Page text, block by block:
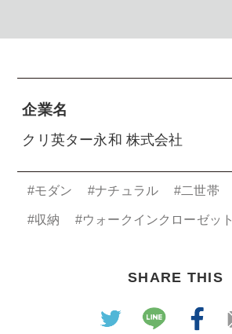
企業名
クリ英ター永和 株式会社
#モダン #ナチュラル #二世帯
#収納 #ウォークインクローゼット
SHARE THIS